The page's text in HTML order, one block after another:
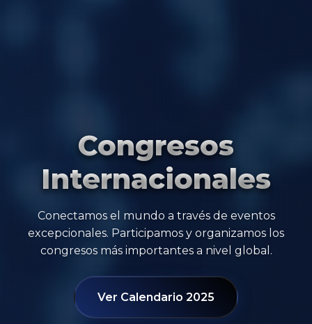
Congresos
Internacionales
Conectamos el mundo a través de eventos
excepcionales. Participamos y organizamos los
congresos más importantes a nivel global.
Ver Calendario 2025